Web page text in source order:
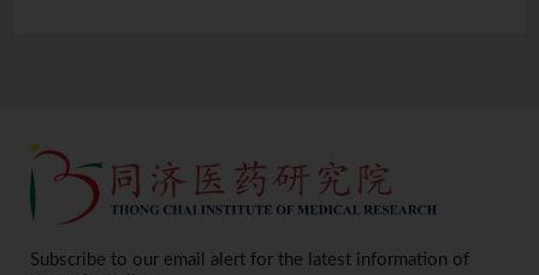
Subscribe to our email alert for the latest information of